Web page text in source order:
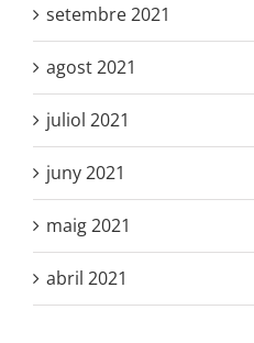
setembre 2021
agost 2021
juliol 2021
juny 2021
maig 2021
abril 2021